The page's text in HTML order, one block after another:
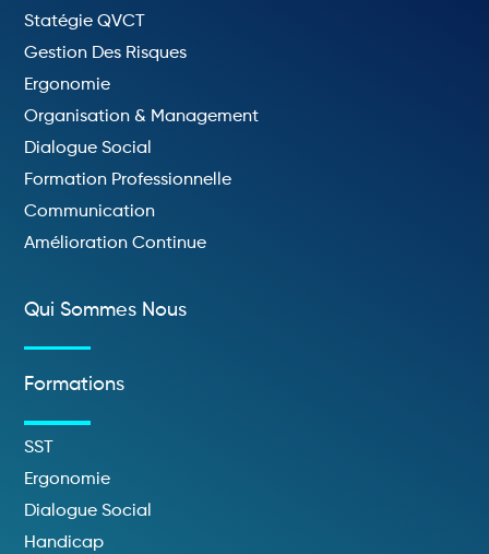
Statégie QVCT
Gestion Des Risques
Ergonomie
Organisation & Management
Dialogue Social
Formation Professionnelle
Communication
Amélioration Continue
Qui Sommes Nous
Formations
SST
Ergonomie
Dialogue Social
Handicap